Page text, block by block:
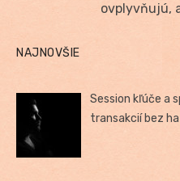
ovplyvňujú,
NAJNOVŠIE
Session kľúče a
transakcií bez